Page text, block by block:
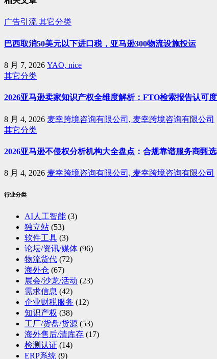
广告引流 其它分类
巴西取消50美元以下进口税，亚马逊300物流设施投运
8 月 7, 2026 YAO, nice
其它分类
2026亚马逊卖家知识产权全维度解析：FTO检索报告认可
8 月 4, 2026 麦幸跨境咨询有限公司, 麦幸跨境咨询有限公司
其它分类
2026亚马逊不侵权分析机构大全盘点：合规靠谱服务商甄
8 月 4, 2026 麦幸跨境咨询有限公司, 麦幸跨境咨询有限公司
行业分类
AI人工智能 (3)
独立站 (53)
软件工具 (3)
论坛/资讯/媒体 (96)
物流货代 (72)
海外仓 (67)
展会/沙龙/活动 (23)
需求信息 (42)
企业财税服务 (12)
知识产权 (38)
工厂/货盘/货源 (53)
海外售后/清库存 (17)
检测认证 (14)
ERP系统 (9)